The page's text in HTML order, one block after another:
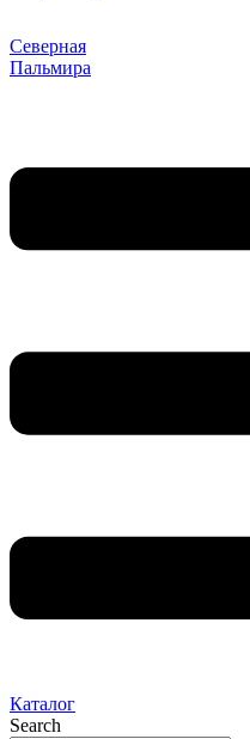
Северная
Пальмира
Каталог
Search